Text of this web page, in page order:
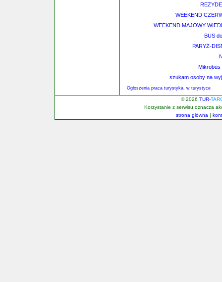
WEEKEND
WEEKEND MAJOWY
BUS
PARYŻ-
Mikrobus
szukam osoby na
Ogłoszenia praca turystyka, w turystyce
© 2026 TUR-
Korzystanie z serwisu oznacza
strona główna |